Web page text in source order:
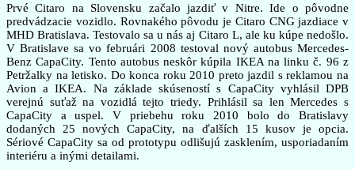
Prvé Citaro na Slovensku začalo jazdiť v Nitre. Ide o pôvodne
predvádzacie vozidlo. Rovnakého pôvodu je Citaro CNG jazdiace v
MHD Bratislava. Testovalo sa u nás aj Citaro L, ale ku kúpe nedošlo.
V Bratislave sa vo februári 2008 testoval nový autobus Mercedes-
Benz CapaCity. Tento autobus neskôr kúpila IKEA na linku č. 96 z
Petržalky na letisko. Do konca roku 2010 preto jazdil s reklamou na
Avion a IKEA. Na základe skúseností s CapaCity vyhlásil DPB
verejnú suťaž na vozidlá tejto triedy. Prihlásil sa len Mercedes s
CapaCity a uspel. V priebehu roku 2010 bolo do Bratislavy
dodaných 25 nových CapaCity, na ďalších 15 kusov je opcia.
Sériové CapaCity sa od prototypu odlišujú zasklením, usporiadaním
interiéru a inými detailami.